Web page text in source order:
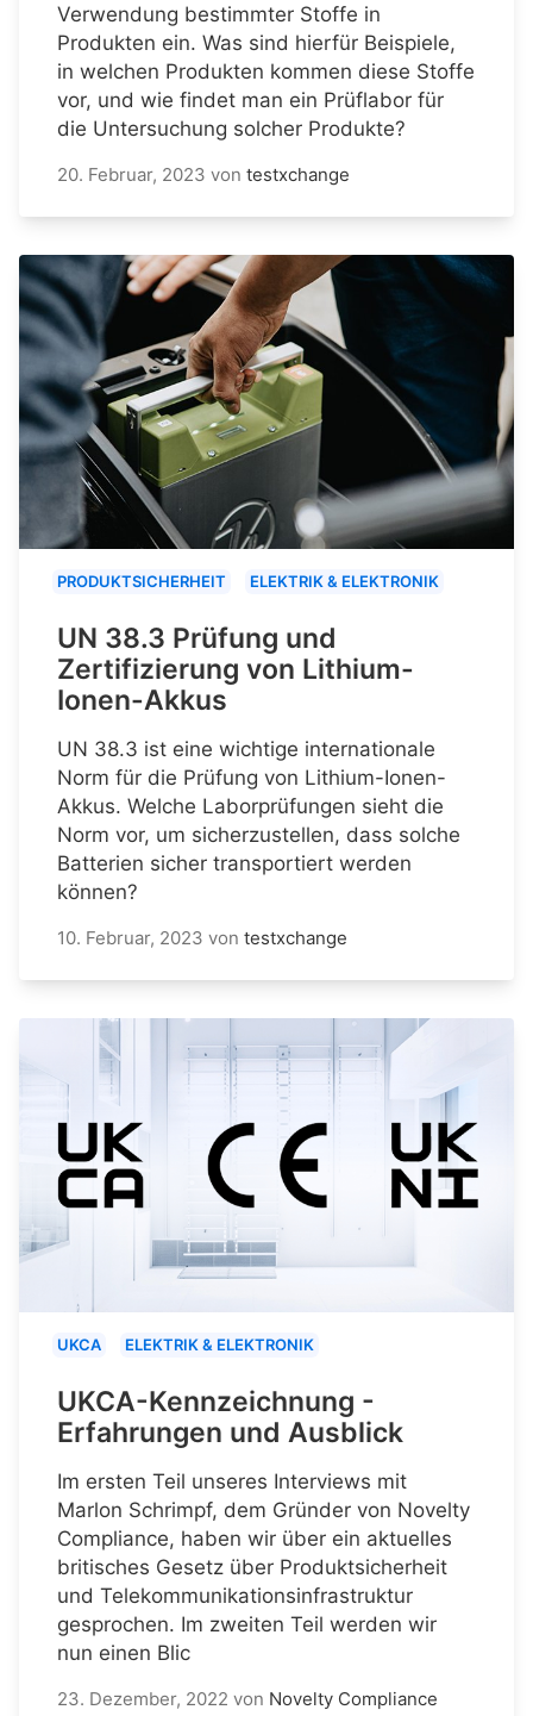
Verwendung bestimmter Stoffe in
Produkten ein. Was sind hierfür Beispiele,
in welchen Produkten kommen diese Stoffe
vor, und wie findet man ein Prüflabor für
die Untersuchung solcher Produkte?
20. Februar, 2023 von testxchange
PRODUKTSICHERHEIT ELEKTRIK & ELEKTRONIK
UN 38.3 Prüfung und
Zertifizierung von Lithium-
Ionen-Akkus
UN 38.3 ist eine wichtige internationale
Norm für die Prüfung von Lithium-Ionen-
Akkus. Welche Laborprüfungen sieht die
Norm vor, um sicherzustellen, dass solche
Batterien sicher transportiert werden
können?
10. Februar, 2023 von testxchange
UKCA ELEKTRIK & ELEKTRONIK
UKCA-Kennzeichnung -
Erfahrungen und Ausblick
Im ersten Teil unseres Interviews mit
Marlon Schrimpf, dem Gründer von Novelty
Compliance, haben wir über ein aktuelles
britisches Gesetz über Produktsicherheit
und Telekommunikationsinfrastruktur
gesprochen. Im zweiten Teil werden wir
nun einen Blic
23. Dezember, 2022 von Novelty Compliance